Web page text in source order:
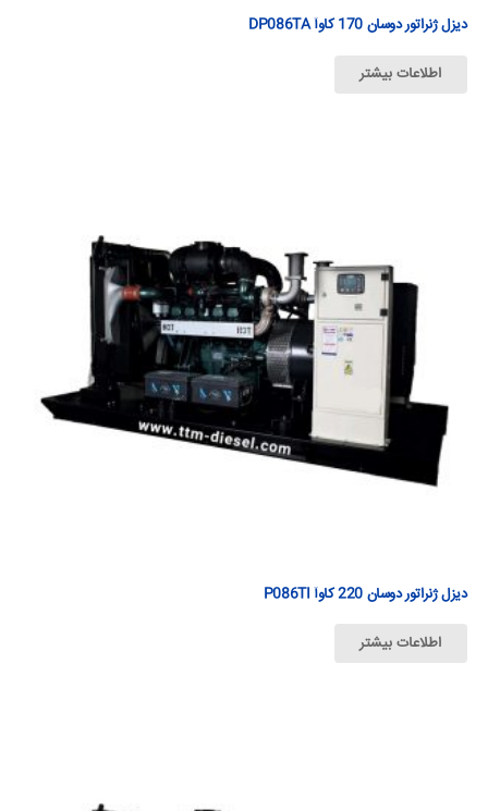
دیزل ژنراتور دوسان 170 كاوآ DP086TA
اطلاعات بیشتر
دیزل ژنراتور دوسان 220 كاوآ P086TI
اطلاعات بیشتر